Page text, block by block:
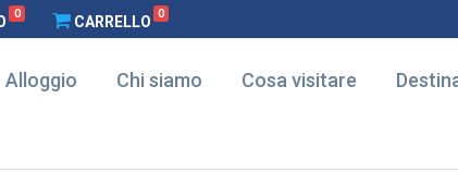
0 CARRELLO 0
Alloggio Chi siamo Cosa visitare